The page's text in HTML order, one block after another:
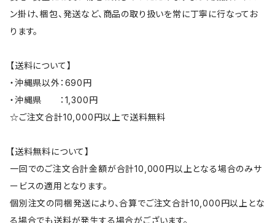
ン掛け、梱包、発送など、商品の取り扱いを常に丁寧に行なってお
ります。
【送料について】
・沖縄県以外：690円
・沖縄県 ：1,300円
☆ご注文合計10,000円以上で送料無料
【送料無料について】
一回でのご注文合計金額が合計10,000円以上となる場合のみサ
ービスの適用となります。
個別注文の同梱発送により、合算でご注文合計10,000円以上とな
る場合でも送料が発生する場合がございます。